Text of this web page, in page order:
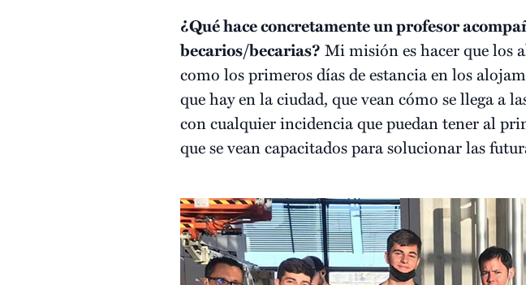
¿Qué hace concretamente un profesor
becarios/becarias? Mi misión es hacer que los
como los primeros días de estancia en los
que hay en la ciudad, que vean cómo se llega a
con cualquier incidencia que puedan tener al
que se vean capacitados para solucionar las